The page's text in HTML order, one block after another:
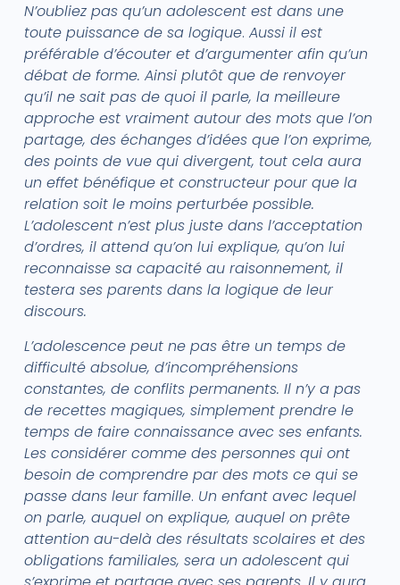
N’oubliez pas qu’un adolescent est dans une
toute puissance de sa logique. Aussi il est
préférable d’écouter et d’argumenter afin qu’un
débat de forme. Ainsi plutôt que de renvoyer
qu’il ne sait pas de quoi il parle, la meilleure
approche est vraiment autour des mots que l’on
partage, des échanges d’idées que l’on exprime,
des points de vue qui divergent, tout cela aura
un effet bénéfique et constructeur pour que la
relation soit le moins perturbée possible.
L’adolescent n’est plus juste dans l’acceptation
d’ordres, il attend qu’on lui explique, qu’on lui
reconnaisse sa capacité au raisonnement, il
testera ses parents dans la logique de leur
discours.
L’adolescence peut ne pas être un temps de
difficulté absolue, d’incompréhensions
constantes, de conflits permanents. Il n’y a pas
de recettes magiques, simplement prendre le
temps de faire connaissance avec ses enfants.
Les considérer comme des personnes qui ont
besoin de comprendre par des mots ce qui se
passe dans leur famille. Un enfant avec lequel
on parle, auquel on explique, auquel on prête
attention au-delà des résultats scolaires et des
obligations familiales, sera un adolescent qui